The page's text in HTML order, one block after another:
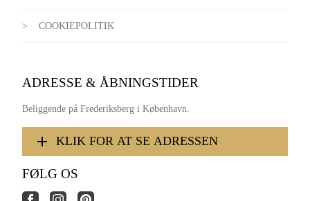
COOKIEPOLITIK
ADRESSE & ÅBNINGSTIDER
Beliggende på Frederiksberg i København.
KLIK FOR AT SE ADRESSEN
FØLG OS